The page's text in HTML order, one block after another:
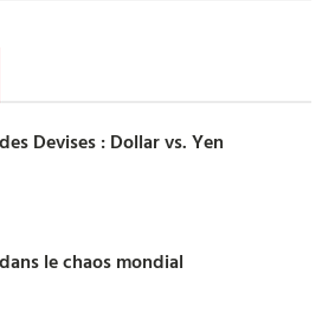
Devises : Dollar vs. Yen
le chaos mondial